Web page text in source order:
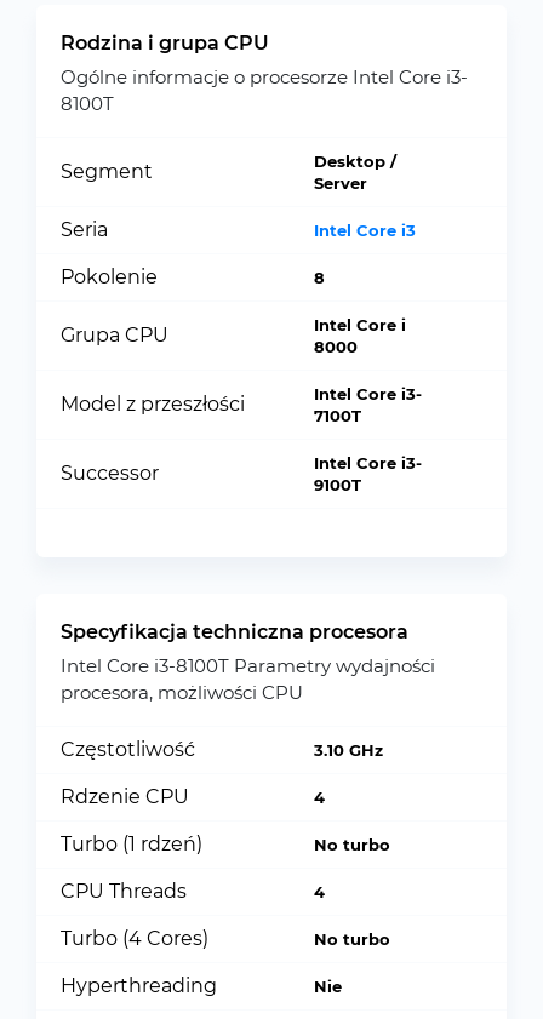
Rodzina i grupa CPU
Ogólne informacje o procesorze Intel Core i3-
8100T
Segment
Desktop /
Server
Seria Intel Core i3
Pokolenie 8
Grupa CPU
Intel Core i
8000
Model z przeszłości
Intel Core i3-
7100T
Successor
Intel Core i3-
9100T
Specyfikacja techniczna procesora
Intel Core i3-8100T Parametry wydajności
procesora, możliwości CPU
Częstotliwość 3.10 GHz
Rdzenie CPU 4
Turbo (1 rdzeń) No turbo
CPU Threads 4
Turbo (4 Cores) No turbo
Hyperthreading Nie